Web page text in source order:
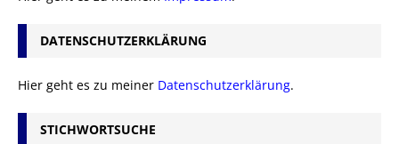
DATENSCHUTZERKLÄRUNG
Hier geht es zu meiner Datenschutzerklärung.
STICHWORTSUCHE